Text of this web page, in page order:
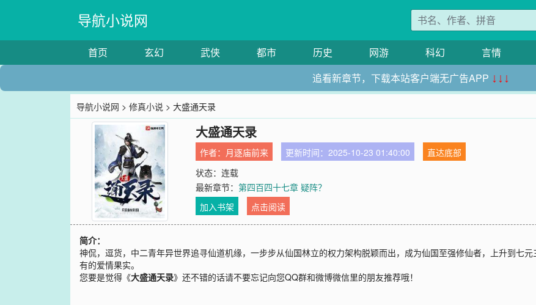
导航小说网
首页 玄幻 武侠 都市 历史 网游 科幻 言情
追看新章节，下载本站客户端无广告APP ↓↓↓
导航小说网 >修真小说 > 大盛通天录
大盛通天录
作者： 月逐庙前来 更新时间：2025-10-23 01:40:00
直达底部
状态：连载
最新章节：第四百四十七章 疑阵？
加入书架
点击阅读
简介：
神侃，逗货，中二青年异世界追寻仙道机缘，一步步从仙国林立的权力架构脱颖而出，成为仙国至强修仙者，上升到七
有的爱情果实。
您要是觉得《大盛通天录》还不错的话请不要忘记向您QQ群和微博微信里的朋友推荐哦！